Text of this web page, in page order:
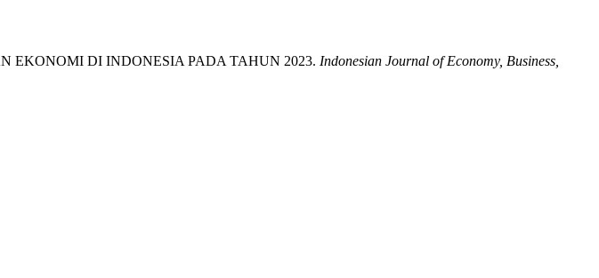
EKONOMI DI INDONESIA PADA TAHUN 2023. Indonesian Journal of Economy, Business,